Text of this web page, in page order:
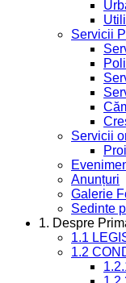
Servicii
Servicii
Anunțuri
Galerie
Sedinte
1. Despre
1.1
1.2